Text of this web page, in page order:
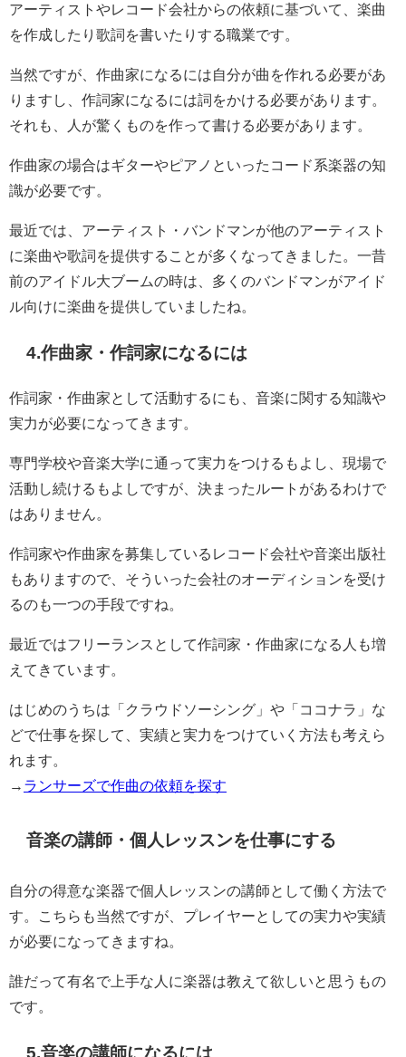
アーティストやレコード会社からの依頼に基づいて、楽曲
を作成したり歌詞を書いたりする職業です。
当然ですが、作曲家になるには自分が曲を作れる必要があ
りますし、作詞家になるには詞をかける必要があります。
それも、人が驚くものを作って書ける必要があります。
作曲家の場合はギターやピアノといったコード系楽器の知
識が必要です。
最近では、アーティスト・バンドマンが他のアーティスト
に楽曲や歌詞を提供することが多くなってきました。一昔
前のアイドル大ブームの時は、多くのバンドマンがアイド
ル向けに楽曲を提供していましたね。
4.作曲家・作詞家になるには
作詞家・作曲家として活動するにも、音楽に関する知識や
実力が必要になってきます。
専門学校や音楽大学に通って実力をつけるもよし、現場で
活動し続けるもよしですが、決まったルートがあるわけで
はありません。
作詞家や作曲家を募集しているレコード会社や音楽出版社
もありますので、そういった会社のオーディションを受け
るのも一つの手段ですね。
最近ではフリーランスとして作詞家・作曲家になる人も増
えてきています。
はじめのうちは「クラウドソーシング」や「ココナラ」な
どで仕事を探して、実績と実力をつけていく方法も考えら
れます。
→ ランサーズで作曲の依頼を探す
音楽の講師・個人レッスンを仕事にする
自分の得意な楽器で個人レッスンの講師として働く方法で
す。こちらも当然ですが、プレイヤーとしての実力や実績
が必要になってきますね。
誰だって有名で上手な人に楽器は教えて欲しいと思うもの
です。
5.音楽の講師になるには